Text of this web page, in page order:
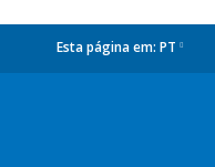
Esta página em: PT